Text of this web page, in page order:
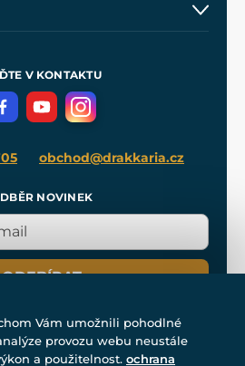
Come
V KONTAKTU
obchod@drakkaria.cz
NOVINEK
ODEBÍRAT
Vám umožnili pohodlné
provozu webu neustále
a použitelnost. ochrana